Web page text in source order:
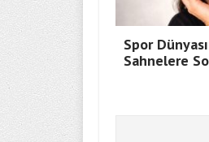
Spor
Sahnelere